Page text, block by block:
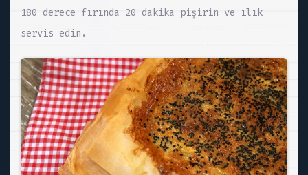
180 derece fırında 20 dakika pişirin ve ılık
servis edin.